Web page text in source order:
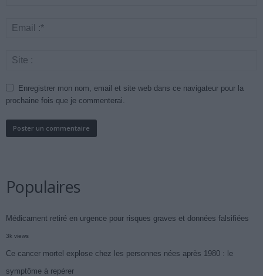
Enregistrer mon nom, email et site web dans ce navigateur pour la
prochaine fois que je commenterai.
Populaires
Médicament retiré en urgence pour risques graves et données falsifiées
3k views
Ce cancer mortel explose chez les personnes nées après 1980 : le
symptôme à repérer